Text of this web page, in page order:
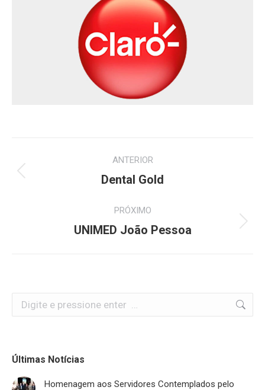
navigation
ANTERIOR
Previous
Dental Gold
PRÓXIMO
Next
UNIMED João Pessoa
Search:
Últimas Notícias
Homenagem aos Servidores Contemplados pelo